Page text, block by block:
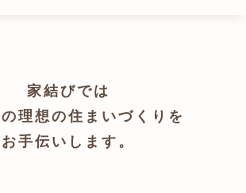
家結びでは
理想の住まいづくりを
お手伝いします。